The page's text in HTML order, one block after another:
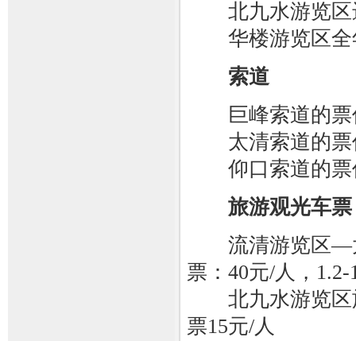
北九水游览区
华楼游览区全
索道
巨峰索道的票
太清索道的票
仰口索道的票
旅游观光车票
流清游览区—
票：40元/人，
北九水游览区
票15元/人